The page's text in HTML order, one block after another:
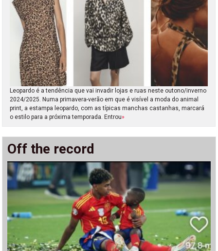
Leopardo é a tendência que vai invadir lojas e ruas neste outono/inverno
2024/2025. Numa primavera-verão em que é visível a moda do animal
print, a estampa leopardo, com as típicas manchas castanhas, marcará
o estilo para a próxima temporada. Entrou»
Off the record